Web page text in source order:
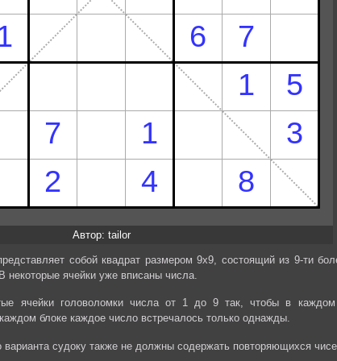
Автор: tailor
собой квадрат размером 9х9, состоящий из 9-ти
некоторые ячейки уже вписаны числа.
ячейки головоломки числа от 1 до 9 так, чтобы в каждом
блоке каждое число встречалось только однажды.
варианта судоку также не должны содержать повторяющихся